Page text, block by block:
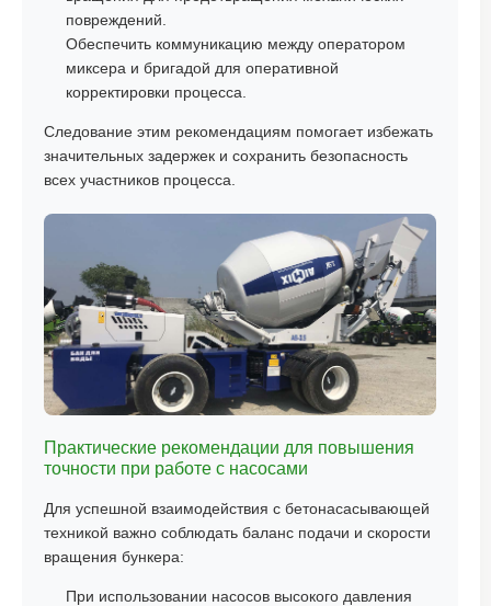
повреждений.
Обеспечить коммуникацию между оператором
миксера и бригадой для оперативной
корректировки процесса.
Следование этим рекомендациям помогает избежать
значительных задержек и сохранить безопасность
всех участников процесса.
Практические рекомендации для повышения
точности при работе с насосами
Для успешной взаимодействия с бетонасасывающей
техникой важно соблюдать баланс подачи и скорости
вращения бункера:
При использовании насосов высокого давления